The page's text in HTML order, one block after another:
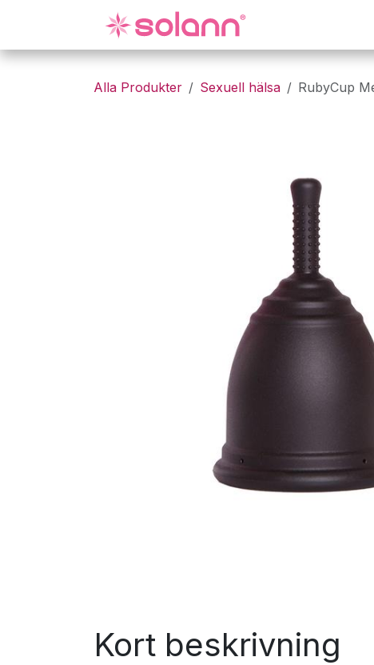
Alla Produkter Sexuell hälsa RubyCup
Kort beskrivning